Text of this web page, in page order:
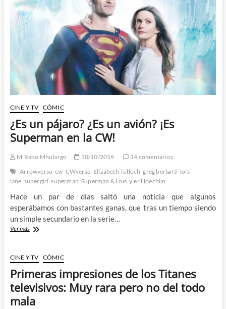
a
HBO
Max
sabemos
ellas
CINE Y TV CÓMIC
¿Es un pájaro? ¿Es un avión? ¡Es
Superman en la CW!
M'Rabo Mhulargo 30/10/2019
14 comentarios
Arrowverso cw CWverso Elizabeth Tulloch greg berlanti lois
lane supergirl superman Superman & Lois yler Hoechlin
Hace un par de días saltó una noticia que algunos
esperábamos con bastantes ganas, que tras un tiempo siendo
un simple secundario en la serie…
Ver más¿Es
¿Es
un
avión?
¡Es
Superman
en
CINE Y TV CÓMIC
Primeras impresiones de los Titanes
televisivos: Muy rara pero no del todo
mala